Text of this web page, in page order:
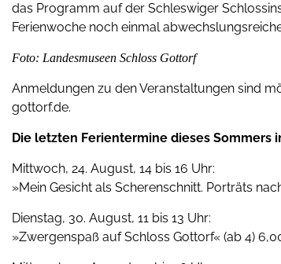
das Programm auf der Schleswiger
Ferienwoche noch einmal
Foto: Landesmuseen Schloss Gottorf
Anmeldungen zu den Veranstaltungen sind
gottorf.de.
Die letzten Ferientermine dieses Sommers
Mittwoch, 24. August, 14 bis 16 Uhr:
»Mein Gesicht als Scherenschnitt. Porträts
Dienstag, 30. August, 11 bis 13 Uhr:
»Zwergenspaß auf Schloss Gottorf« (ab 4)